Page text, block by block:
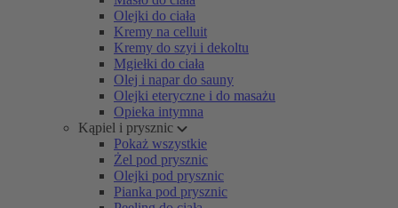
Olejki do ciała
Kremy na celluit
Kremy do szyi i dekoltu
Mgiełki do ciała
Olej i napar do sauny
Olejki eteryczne i do masażu
Opieka intymna
Kąpiel i prysznic
Pokaż wszystkie
Żel pod prysznic
Olejki pod prysznic
Pianka pod prysznic